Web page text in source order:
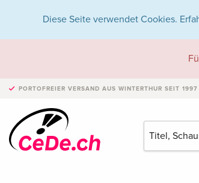
Diese Seite verwendet Cookies.
PORTOFREIER VERSAND AUS WINTERTHUR SEIT 1997